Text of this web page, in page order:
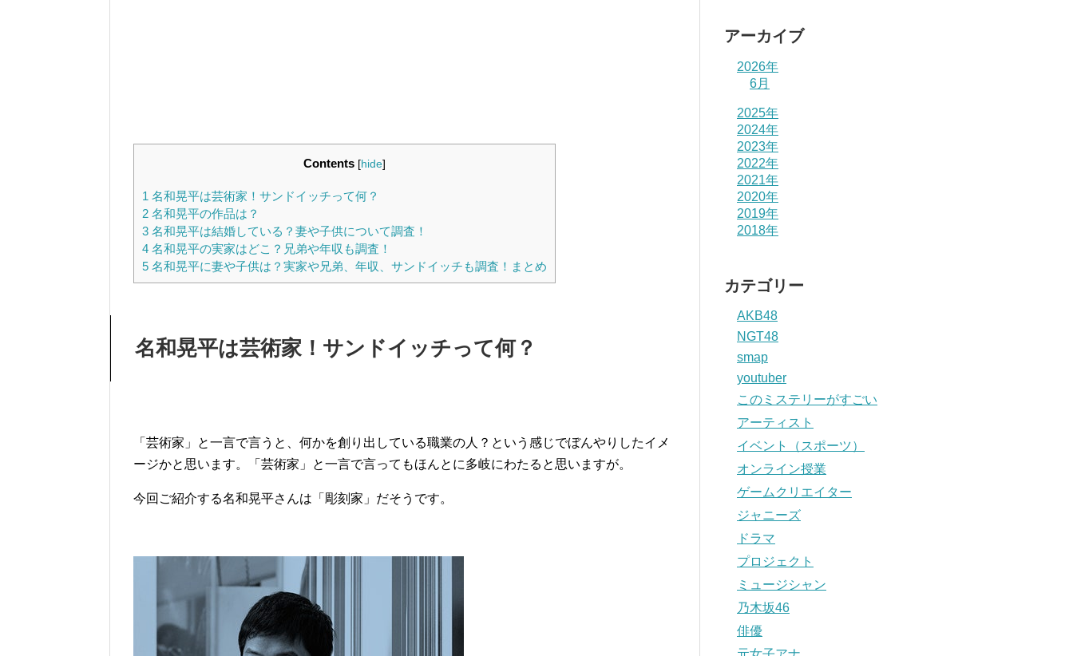
Contents [hide]
1 名和晃平は芸術家！サンドイッチって何？
2 名和晃平の作品は？
3 名和晃平は結婚している？妻や子供について調査！
4 名和晃平の実家はどこ？兄弟や年収も調査！
5 名和晃平に妻や子供は？実家や兄弟、年収、サンドイッチも調査！まとめ
名和晃平は芸術家！サンドイッチって何？
「芸術家」と一言で言うと、何かを創り出している職業の人？という感じでぼんやりしたイメ
ージかと思います。「芸術家」と一言で言ってもほんとに多岐にわたると思いますが。
今回ご紹介する名和晃平さんは「彫刻家」だそうです。
アーカイブ
2026年
6月
2025年
2024年
2023年
2022年
2021年
2020年
2019年
2018年
カテゴリー
AKB48
NGT48
smap
youtuber
このミステリーがすごい
アーティスト
イベント（スポーツ）
オンライン授業
ゲームクリエイター
ジャニーズ
ドラマ
プロジェクト
ミュージシャン
乃木坂46
俳優